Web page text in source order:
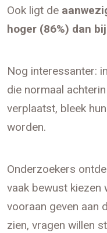
Ook ligt de
hoger (86%) dan
Nog interessanter:
die normaal
verplaatst, bleek
worden.
Onderzoekers
vaak bewust kiezen
vooraan geven aan
zien, vragen willen